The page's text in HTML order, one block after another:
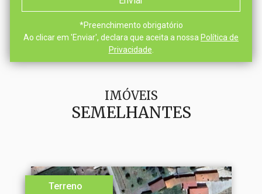
*Preenchimento obrigatório
Ao clicar em 'Enviar', declara que aceita a nossa Política de
Privacidade
IMÓVEIS
SEMELHANTES
Terreno